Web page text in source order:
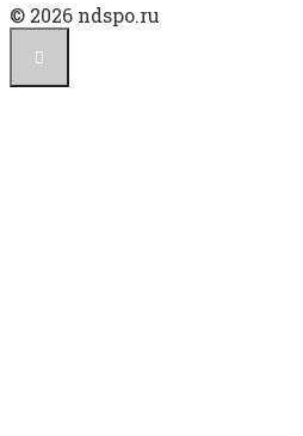
© 2026 ndspo.ru